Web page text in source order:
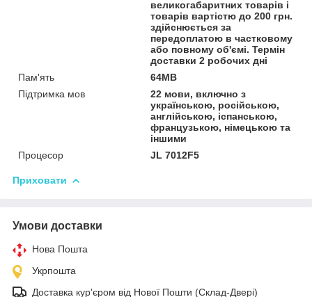
великогабаритних товарів і
товарів вартістю до 200 грн.
здійснюється за
передоплатою в частковому
або повному об'ємі. Термін
доставки 2 робочих дні
Пам'ять
64MB
Підтримка мов
22 мови, включно з
українською, російською,
англійською, іспанською,
французькою, німецькою та
іншими
Процесор
JL 7012F5
Приховати
Умови доставки
Нова Пошта
Укрпошта
Доставка кур'єром від Нової Пошти (Склад-Двері)